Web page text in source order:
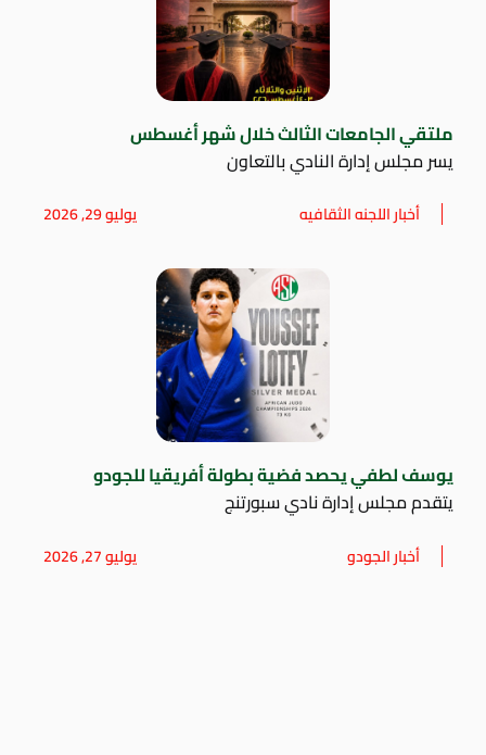
ملتقي الجامعات الثالث خلال شهر أغسطس
يسر مجلس إدارة النادي بالتعاون
أخبار اللجنه الثقافيه يوليو 29, 2026
يوسف لطفي يحصد فضية بطولة أفريقيا للجودو
يتقدم مجلس إدارة نادي سبورتنج
أخبار الجودو يوليو 27, 2026